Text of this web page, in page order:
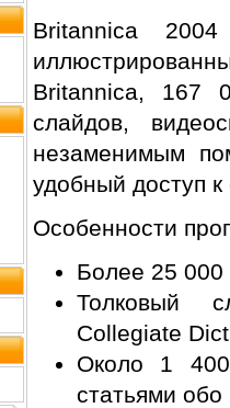
Britannica
Britannica, 167
слайдов,
незаменимым
удобный доступ
Особенности
Более 25 000
Толковый
Collegiate
Около 1
статьями